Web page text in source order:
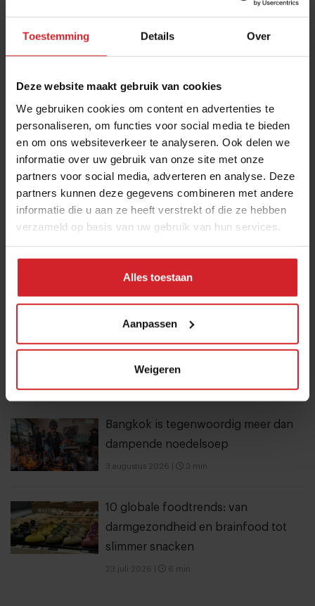
Toestemming Details Over
Deze website maakt gebruik van cookies
We gebruiken cookies om content en advertenties te
personaliseren, om functies voor social media te bieden
en om ons websiteverkeer te analyseren. Ook delen we
informatie over uw gebruik van onze site met onze
partners voor social media, adverteren en analyse. Deze
partners kunnen deze gegevens combineren met andere
informatie die u aan ze heeft verstrekt of die ze hebben
verzameld op basis van uw gebruik van hun services.
Alles toestaan
Aanpassen
Weigeren
THANKS
voor meer informatie.
Best gelezen artikelen
Eten in Amsterdam: van verscholen
eetcafés tot De Strip in Noord
4 augustus 2026| 6 min
openen eenmalig pop-uprestaurant
Café de Lepel
Nederlandse kweekzalmboer wil €1,5
Bangkok is tegenwoordig meer dan
dampende noedelsoep
3 augustus 2026 3 min
10 globale foodtrends: van
darmgezondheid en brainfood tot
slimmer snacken
23 juli 2026 6 min